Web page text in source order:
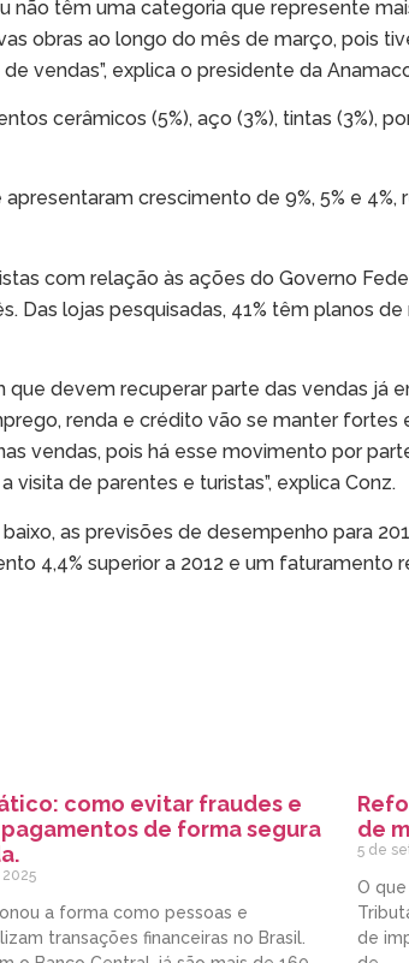
têm uma categoria que represente
obras ao longo do mês de março, pois
vendas”, explica o presidente da
cerâmicos (5%), aço (3%), tintas (3%),
crescimento de 9%, 5% e 4%,
com relação às ações do Governo
lojas pesquisadas, 41% têm planos
devem recuperar parte das vendas já
renda e crédito vão se manter fortes
vendas, pois há esse movimento por
de parentes e turistas”, explica Conz.
as previsões de desempenho para
4,4% superior a 2012 e um faturamento
como evitar fraudes e
de forma segura
a forma como pessoas e
transações financeiras no Brasil.
de
5 de
O
de